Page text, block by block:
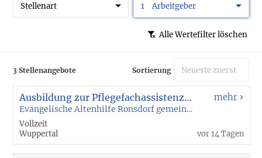
Stellenart 1 Arbeitgeber
Alle Wertefilter löschen
3 Stellenangebote Sortierung
Ausbildung zur Pflegefachassistenz (m/w/d)
Evangelische Altenhilfe Ronsdorf gemeinnützige GmbH
Vollzeit
Wuppertal
mehr
vor 14 Tagen